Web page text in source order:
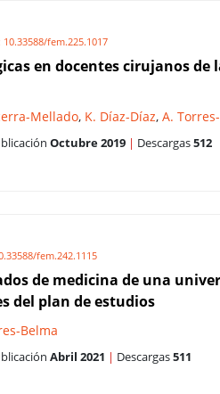
10.33588/fem.225.1017
en docentes cirujanos
Mellado, K. Díaz-Díaz, A.
Octubre 2019 | Descargas512
fem.242.1115
de medicina de una
del plan de estudios
Belma
Abril 2021 | Descargas511